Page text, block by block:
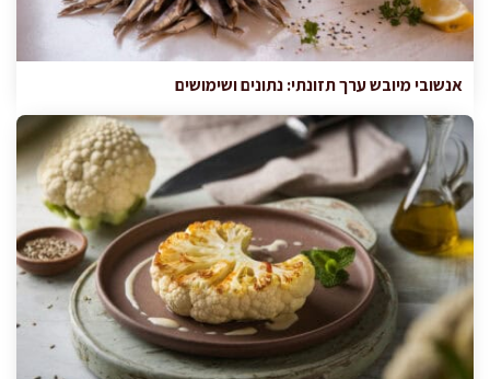
אנשובי מיובש ערך תזונתי: נתונים ושימושים